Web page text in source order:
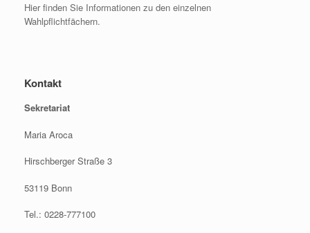
Hier finden Sie Informationen zu den einzelnen
Wahlpflichtfächern.
Kontakt
Sekretariat
Maria Aroca
Hirschberger Straße 3
53119 Bonn
Tel.: 0228-777100